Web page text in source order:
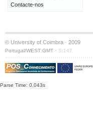
Contacte-nos
© University of Coimbra · 2009
Portugal/WEST GMT · S:147
Parse Time: 0.043s